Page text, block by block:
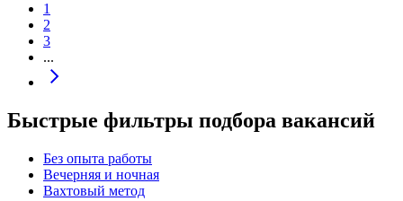
1
2
3
...
Быстрые фильтры подбора вакансий
Без опыта работы
Вечерняя и ночная
Вахтовый метод